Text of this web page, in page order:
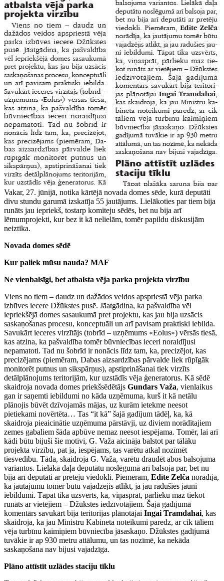
Vakar, 27. jūnijā, notika kārtējā novada domes sēde, kurā deputāti
divu stundu garumā izskatīja 55 jautājums. Lielākoties par tiem bija
runāts jau iepriekš, tostarp komiteju sēdēs, bet nu bija arī
lēmumprojekti, kur bez it kā nelielām, tomēr papildu diskusijām
neiztika.
Novada domes sēdē
Kur paliek mūsu nauda? MAF
Ne vienbalsīgi, bet atbalsta vēja parka projekta virzību
Viens no tiem – daudz un dažādos veidos apspriestā vēja parka
izbūves iecere Džūkstes pusē. Jāatgādina, ka pašvaldība vēl
iepriekšējā domes sasaukumā pret projektu, kas jau bija uzsācis
saskaņošanas procesu, konceptuāli un arī pavisam praktiski iebilda.
Savukārt ieceres virzītājs (tobrīd – uzņēmums «Eolus») vērsās tiesā,
kas atzina, ka pašvaldība tomēr būvniecības ieceri noraidījusi
nepamatoti. Tad nu šobrīd ir nonācis līdz tam, ka, precizējot, kas
precizējams (piemēram, Dabas aizsardzības pārvalde liek rūpīgāk
monitorēt putnus un sikspārņus), apstiprināšanai tiek virzīts
detālplānojums teritorijām, kur uzstādīs vēja ģeneratorus. Kā sēdē
skaidroja novada domes priekšsēdētājs Gundars Važa, vienlaikus
gan ir saņemti iebildumi no kāda uzņēmuma, kurš it kā netālu
plānojis būvēt dzīvojamās mājas, uz kurām ietekme neesot
pietiekami novērtēta… Tas “it kā” šajā gadījum tādēļ, ka, kā
skaidroja pieaicinātie uzņēmuma pārstāvji, uz diviem norādītajiem
zemes gabaliem šāda apbūve nemaz neesot iespējama. Tomēr, lai arī
kādi būtu bijuši šie motīvi, G. Važa aicināja balstot par tālāku
projekta virzību, pat ja, iespējams, tas varētu atkal nozīmēt
tiesvedību. Tāda, skaidroja G. Važa, varētu draudēt abos balsojuma
variantos. Lielākā daļa deputātu noslēgumā arī balsoja par, bet nu
bija arī deputāti ar pretēju viedokli. Piemēram, Edīte Zelča norādīja,
ka jautājumu tomēr būtu vajadzējis atlikt, ja jau radušies jauni
iebildumi. Tāpat tika uzsvērts, ka, viņasprāt, pārlieku maz tiekot
runāts ar vietējiem – Džūkstes iedzīvotājiem. Šajā gadījumā
komentārs savukārt bija teritorijas plānotājai Ingai Tramdahai, kas
skaidroja, ka jau Ministru Kabineta noteikumi paredz, ar cik tāliem
vēja turbīnu kaimiņiem būvniecība jāsaskaņo. Džūkstes gadījumā
tuvākie ir ap 930 metru attālumu, un tas nozīmē, ka nekāda
saskaņošana nav bijusi vajadzīga.
Plāno attīstīt uzlādes staciju tīklu